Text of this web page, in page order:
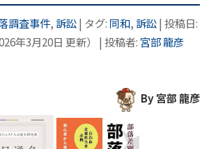
調査事件, 訴訟| タグ: 同和, 訴訟| 投稿日:
年3月20日 更新） | 投稿者: 宮部 龍彦
By 宮部 龍彦